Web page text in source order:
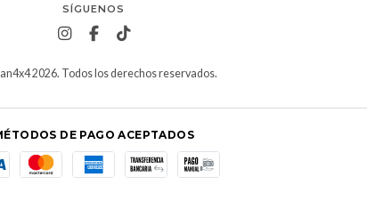
SÍGUENOS
2026. Todos los derechos reservados.
DE PAGO ACEPTADOS